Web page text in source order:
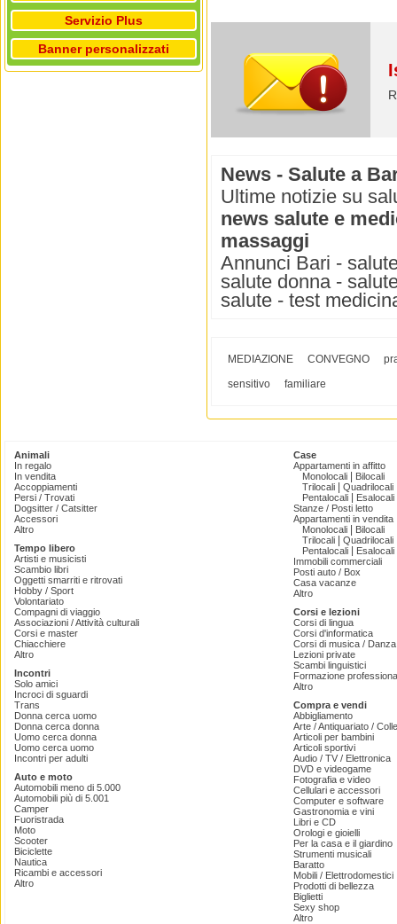
Servizio Plus
Banner personalizzati
News - Salute a
Ultime notizie su
news salute e
massaggi
Annunci Bari -
salute donna -
salute - test
MEDIAZIONE CONVEGNO
sensitivo
familiare
Animali
In regalo
In vendita
Accoppiamenti
Persi / Trovati
Dogsitter / Catsitter
Accessori
Altro
Tempo libero
Artisti e musicisti
Scambio libri
Oggetti smarriti e ritrovati
Hobby / Sport
Volontariato
Compagni di viaggio
Associazioni / Attività culturali
Corsi e master
Chiacchiere
Altro
Incontri
Solo amici
Incroci di sguardi
Trans
Donna cerca uomo
Donna cerca donna
Uomo cerca donna
Uomo cerca uomo
Incontri per adulti
Auto e moto
Automobili meno di 5.000
Automobili più di 5.001
Camper
Fuoristrada
Moto
Scooter
Biciclette
Nautica
Ricambi e accessori
Altro
Case
Appartamenti in affitto
Monolocali
Bilocali
Trilocali
Quadrilocali
Pentalocali
Esalocali
Stanze / Posti letto
Appartamenti in vendita
Monolocali
Bilocali
Trilocali
Quadrilocali
Pentalocali
Esalocali
Immobili commerciali
Posti auto / Box
Casa vacanze
Altro
Corsi e lezioni
Corsi di lingua
Corsi d'informatica
Corsi di musica /
Lezioni private
Scambi linguistici
Formazione
Altro
Compra e vendi
Abbigliamento
Arte / Antiquariato /
Articoli per bambini
Articoli sportivi
Audio / TV / Elettronica
DVD e videogame
Fotografia e video
Cellulari e accessori
Computer e software
Gastronomia e vini
Libri e CD
Orologi e gioielli
Per la casa e il giardino
Strumenti musicali
Baratto
Mobili / Elettrodomestici
Prodotti di bellezza
Biglietti
Sexy shop
Altro